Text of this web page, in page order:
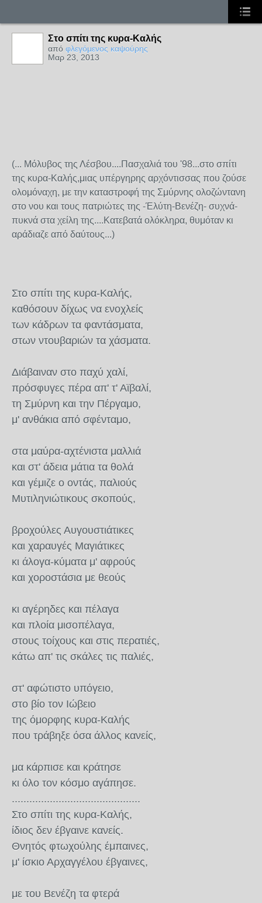
Στο σπίτι της κυρα-Καλής
από φλεγόμενος καψούρης
Μαρ 23, 2013
(... Μόλυβος της Λέσβου....Πασχαλιά του '98...στο σπίτι
της κυρα-Καλής,μιας υπέργηρης αρχόντισσας που ζούσε
ολομόναχη, με την καταστροφή της Σμύρνης ολοζώντανη
στο νου και τους πατριώτες της -Έλύτη-Βενέζη- συχνά-
πυκνά στα χείλη της....Κατεβατά ολόκληρα, θυμόταν κι
αράδιαζε από δαύτους...)
Στο σπίτι της κυρα-Καλής,
καθόσουν δίχως να ενοχλείς
των κάδρων τα φαντάσματα,
στων ντουβαριών τα χάσματα.
Διάβαιναν στο παχύ χαλί,
πρόσφυγες πέρα απ' τ' Αϊβαλί,
τη Σμύρνη και την Πέργαμο,
μ' ανθάκια από σφένταμο,
στα μαύρα-αχτένιστα μαλλιά
και στ' άδεια μάτια τα θολά
και γέμιζε ο οντάς, παλιούς
Μυτιληνιώτικους σκοπούς,
βροχούλες Αυγουστιάτικες
και χαραυγές Μαγιάτικες
κι άλογα-κύματα μ' αφρούς
και χοροστάσια με θεούς
κι αγέρηδες και πέλαγα
και πλοία μισοπέλαγα,
στους τοίχους και στις περατιές,
κάτω απ' τις σκάλες τις παλιές,
στ' αφώτιστο υπόγειο,
στο βίο τον Ιώβειο
της όμορφης κυρα-Καλής
που τράβηξε όσα άλλος κανείς,
μα κάρπισε και κράτησε
κι όλο τον κόσμο αγάπησε.
............................................
Στο σπίτι της κυρα-Καλής,
ίδιος δεν έβγαινε κανείς.
Θνητός φτωχούλης έμπαινες,
μ' ίσκιο Αρχαγγέλου έβγαινες,
με του Βενέζη τα φτερά